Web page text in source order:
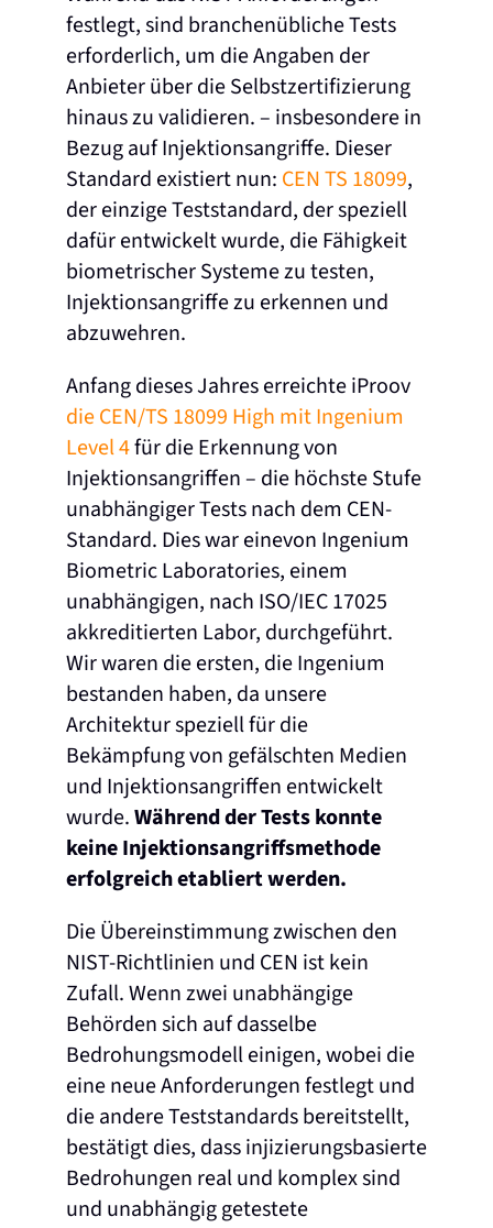
festlegt, sind branchenübliche Tests
erforderlich, um die Angaben der
Anbieter über die Selbstzertifizierung
hinaus zu validieren.– insbesondere in
Bezug auf Injektionsangriffe. Dieser
Standard existiert nun: CEN TS 18099,
der einzige Teststandard, der speziell
dafür entwickelt wurde, die Fähigkeit
biometrischer Systeme zu testen,
Injektionsangriffe zu erkennen und
abzuwehren.
Anfang dieses Jahreserreichte iProov
die CEN/TS 18099 High mit Ingenium
Level 4für die Erkennung von
Injektionsangriffen – die höchste Stufe
unabhängiger Tests nach dem CEN-
Standard. Dies war einevon Ingenium
Biometric Laboratories, einem
unabhängigen, nach ISO/IEC 17025
akkreditierten Labor, durchgeführt.
Wir waren die ersten, die Ingenium
bestanden haben, da unsere
Architektur speziell für die
Bekämpfung von gefälschten Medien
und Injektionsangriffen entwickelt
wurde.Während der Tests konnte
keine Injektionsangriffsmethode
erfolgreich etabliert werden.
Die Übereinstimmung zwischen den
NIST-Richtlinien und CEN ist kein
Zufall. Wenn zwei unabhängige
Behörden sich auf dasselbe
Bedrohungsmodell einigen, wobei die
eine neue Anforderungen festlegt und
die andere Teststandards bereitstellt,
bestätigt dies, dass injizierungsbasierte
Bedrohungen real und komplex sind
und unabhängig getestete